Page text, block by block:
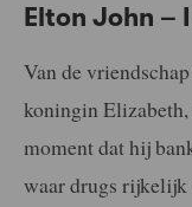
Elton John –
Van de
koningin
moment dat hij
waar drugs rijkelijk